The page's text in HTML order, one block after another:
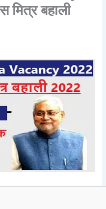
मित्र बहाली